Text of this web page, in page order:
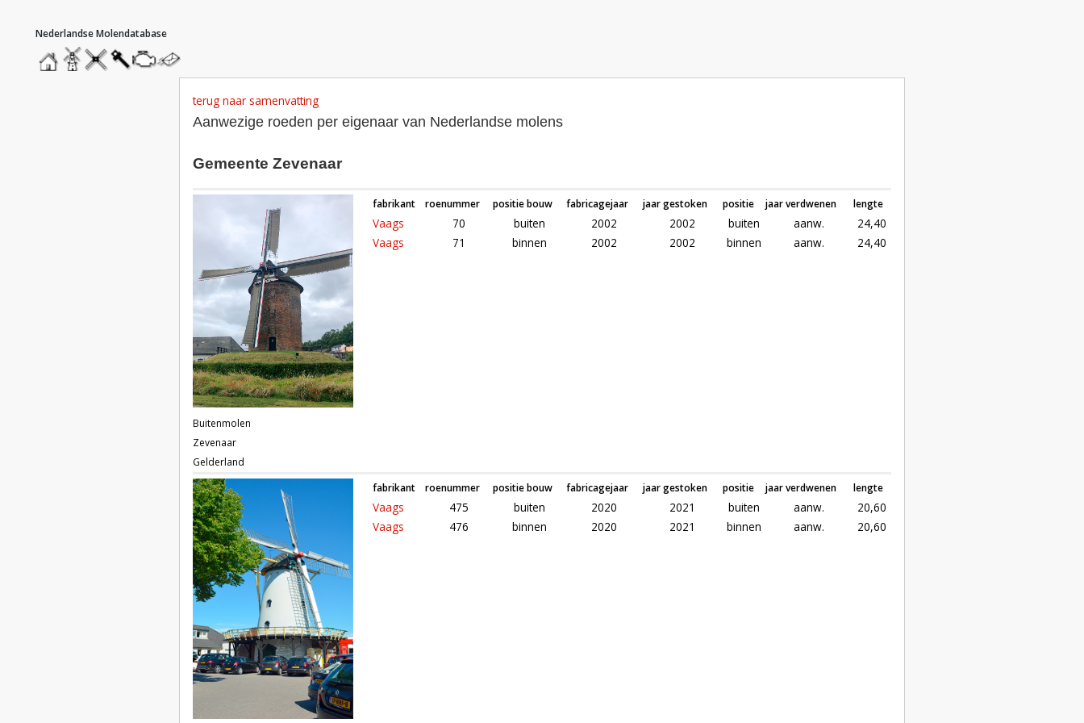
hoofdmenu
homemolendatabase
roedendatabase
assendatabase
motorendatabase
stuur
een
terug naar samenvatting
Aanwezige roeden per eigenaar van Nederlandse molens
Gemeente Zevenaar
Buitenmolen
Zevenaar
Gelderland
fabrikant roenummer positie bouw fabricagejaar jaar gestoken positie jaar verdwenen lengte
Vaags 70 buiten 2002 2002 buiten aanw.
24,40
Vaags
71 binnen 2002 2002 binnen aanw. 24,40
fabrikant roenummer positie bouw fabricagejaar jaar gestoken positie jaar verdwenen lengte
Vaags 475 buiten 2020 2021 buiten aanw.
20,60
Vaags
476 binnen 2020 2021 binnen aanw. 20,60